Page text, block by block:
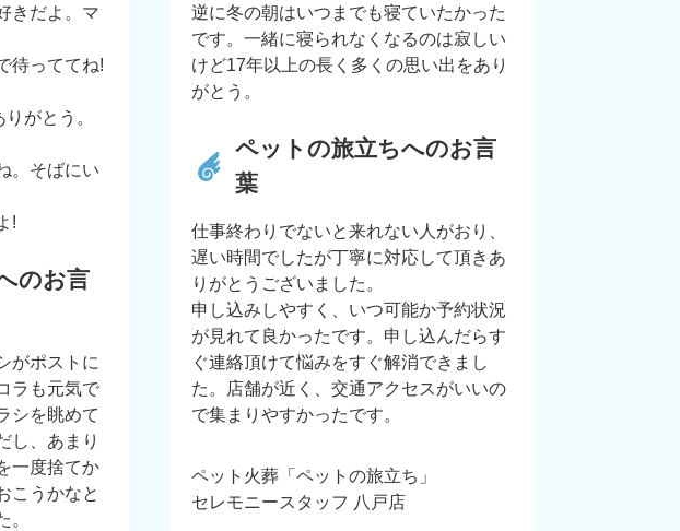
きだよ。マ
待っててね!
がとう。
。そばにい
!
のお言
がポストに
ラも元気で
シを眺めて
し、あまり
一度捨てか
こうかなと
。
逆に冬の朝はいつまでも寝ていたかった
です。一緒に寝られなくなるのは寂しい
けど17年以上の長く多くの思い出をあり
がとう。
ペットの旅立ちへのお言
葉
仕事終わりでないと来れない人がおり、
遅い時間でしたが丁寧に対応して頂きあ
りがとうございました。
申し込みしやすく、いつ可能か予約状況
が見れて良かったです。申し込んだらす
ぐ連絡頂けて悩みをすぐ解消できまし
た。店舗が近く、交通アクセスがいいの
で集まりやすかったです。
ペット火葬「ペットの旅立ち」
セレモニースタッフ 八戸店